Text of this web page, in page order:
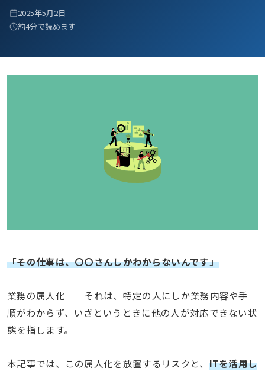
2025年5月2日
約4分で読めます
「その仕事は、〇〇さんしかわからないんです」
業務の属人化──それは、特定の人にしか業務内容や手
順がわからず、いざというときに他の人が対応できない状
態を指します。
本記事では、この属人化を放置するリスクと、 ITを活用し